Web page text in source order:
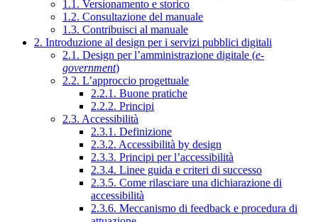
1.1. Versionamento e storico
1.2. Consultazione del manuale
1.3. Contribuisci al manuale
2. Introduzione al design per i servizi pubblici digitali
2.1. Design per l’amministrazione digitale (e-
government)
2.2. L’approccio progettuale
2.2.1. Buone pratiche
2.2.2. Principi
2.3. Accessibilità
2.3.1. Definizione
2.3.2. Accessibilità by design
2.3.3. Principi per l’accessibilità
2.3.4. Linee guida e criteri di successo
2.3.5. Come rilasciare una dichiarazione di
accessibilità
2.3.6. Meccanismo di feedback e procedura di